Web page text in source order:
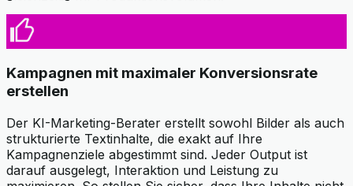
Kampagnen mit maximaler Konversionsrate
erstellen
Der KI-Marketing-Berater erstellt sowohl Bilder als auch
strukturierte Textinhalte, die exakt auf Ihre
Kampagnenziele abgestimmt sind. Jeder Output ist
darauf ausgelegt, Interaktion und Leistung zu